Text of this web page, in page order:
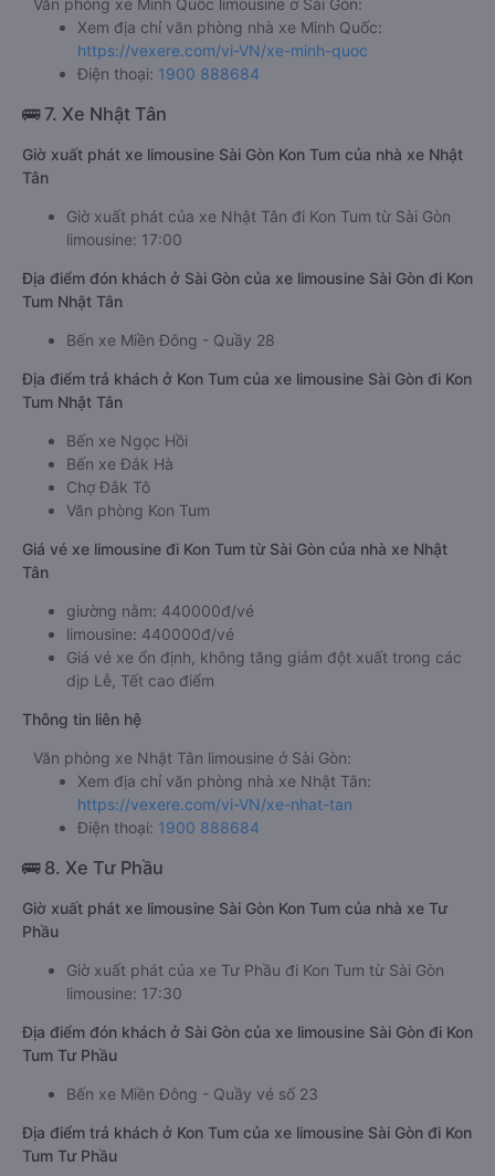
Văn phòng xe Minh Quốc limousine ở Sài Gòn:
Xem địa chỉ văn phòng nhà xe Minh Quốc:
https://vexere.com/vi-VN/xe-minh-quoc
Điện thoại: 1900 888684
🚌 7. Xe Nhật Tân
Giờ xuất phát xe limousine Sài Gòn Kon Tum của nhà xe Nhật
Tân
Giờ xuất phát của xe Nhật Tân đi Kon Tum từ Sài Gòn
limousine: 17:00
Địa điểm đón khách ở Sài Gòn của xe limousine Sài Gòn đi Kon
Tum Nhật Tân
Bến xe Miền Đông - Quầy 28
Địa điểm trả khách ở Kon Tum của xe limousine Sài Gòn đi Kon
Tum Nhật Tân
Bến xe Ngọc Hồi
Bến xe Đắk Hà
Chợ Đắk Tô
Văn phòng Kon Tum
Giá vé xe limousine đi Kon Tum từ Sài Gòn của nhà xe Nhật
Tân
giường nằm: 440000đ/vé
limousine: 440000đ/vé
Giá vé xe ổn định, không tăng giảm đột xuất trong các
dịp Lễ, Tết cao điểm
Thông tin liên hệ
Văn phòng xe Nhật Tân limousine ở Sài Gòn:
Xem địa chỉ văn phòng nhà xe Nhật Tân:
https://vexere.com/vi-VN/xe-nhat-tan
Điện thoại: 1900 888684
🚌 8. Xe Tư Phầu
Giờ xuất phát xe limousine Sài Gòn Kon Tum của nhà xe Tư
Phầu
Giờ xuất phát của xe Tư Phầu đi Kon Tum từ Sài Gòn
limousine: 17:30
Địa điểm đón khách ở Sài Gòn của xe limousine Sài Gòn đi Kon
Tum Tư Phầu
Bến xe Miền Đông - Quầy vé số 23
Địa điểm trả khách ở Kon Tum của xe limousine Sài Gòn đi Kon
Tum Tư Phầu